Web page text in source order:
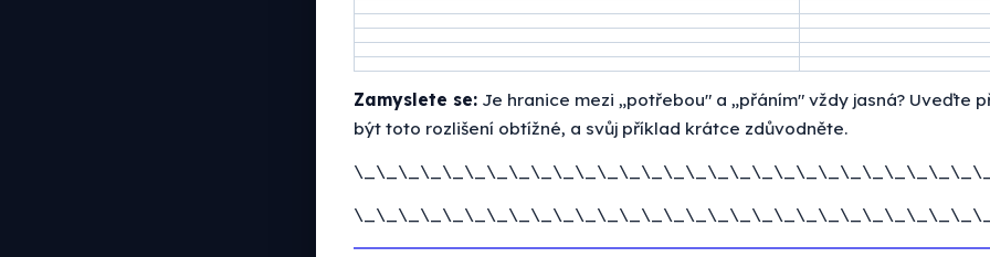
Zamyslete se: Je hranice mezi „potřebou" a „přáním" vždy jasná? Uveďte
být toto rozlišení obtížné, a svůj příklad krátce zdůvodněte.